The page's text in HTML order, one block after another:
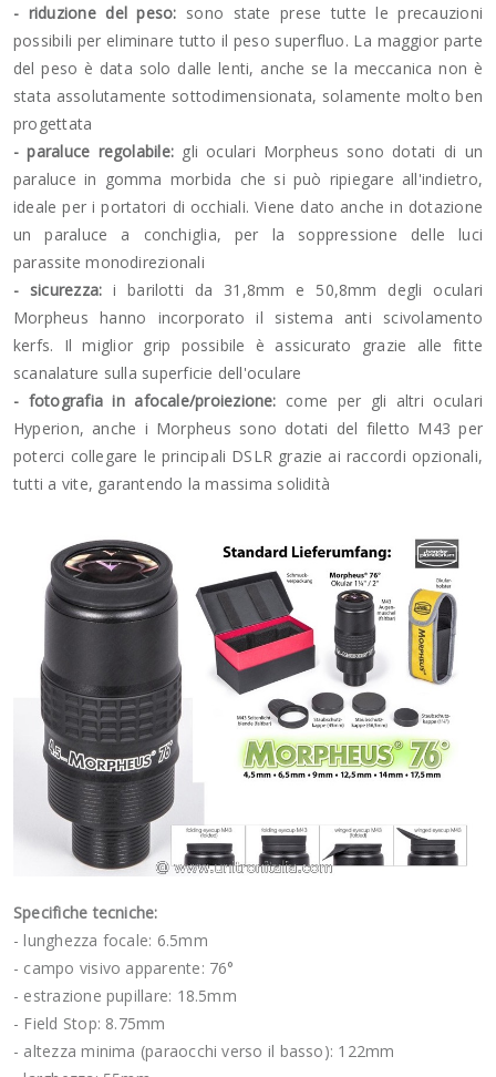
- riduzione del peso: sono state prese tutte le precauzioni
possibili per eliminare tutto il peso superfluo. La maggior parte
del peso è data solo dalle lenti, anche se la meccanica non è
stata assolutamente sottodimensionata, solamente molto ben
progettata
- paraluce regolabile: gli oculari Morpheus sono dotati di un
paraluce in gomma morbida che si può ripiegare all'indietro,
ideale per i portatori di occhiali. Viene dato anche in dotazione
un paraluce a conchiglia, per la soppressione delle luci
parassite monodirezionali
- sicurezza: i barilotti da 31,8mm e 50,8mm degli oculari
Morpheus hanno incorporato il sistema anti scivolamento
kerfs. Il miglior grip possibile è assicurato grazie alle fitte
scanalature sulla superficie dell'oculare
- fotografia in afocale/proiezione: come per gli altri oculari
Hyperion, anche i Morpheus sono dotati del filetto M43 per
poterci collegare le principali DSLR grazie ai raccordi opzionali,
tutti a vite, garantendo la massima solidità
Specifiche tecniche:
- lunghezza focale: 6.5mm
- campo visivo apparente: 76°
- estrazione pupillare: 18.5mm
- Field Stop: 8.75mm
- altezza minima (paraocchi verso il basso): 122mm